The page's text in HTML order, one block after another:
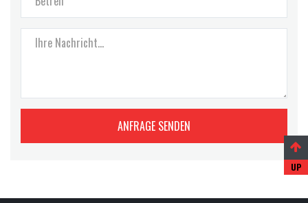
ANFRAGE SENDEN